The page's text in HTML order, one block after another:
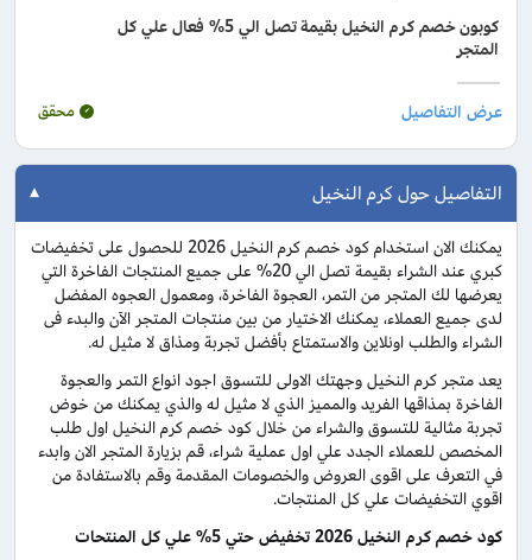
كوبون خصم كرم النخيل بقيمة تصل الي 5% فعال علي كل
المتجر
محقق
التفاصيل حول كرم النخيل
يمكنك الان استخدام كود خصم كرم النخيل 2026 للحصول على تخفيضات
كبري عند الشراء بقيمة تصل الي 20% على جميع المنتجات الفاخرة التي
يعرضها لك المتجر من التمر، العجوة الفاخرة، ومعمول العجوه المفضل
لدى جميع العملاء، يمكنك الاختيار من بين منتجات المتجر الآن والبدء فى
الشراء والطلب اونلاين والاستمتاع بأفضل تجربة ومذاق لا مثيل له.
يعد متجر كرم النخيل وجهتك الاولى للتسوق اجود انواع التمر والعجوة
الفاخرة بمذاقها الفريد والمميز الذي لا مثيل له والذي يمكنك من خوض
تجربة مثالية للتسوق والشراء من خلال كود خصم كرم النخيل اول طلب
المخصص للعملاء الجدد علي اول عملية شراء، قم بزيارة المتجر الان وابدء
في التعرف على اقوى العروض والخصومات المقدمة وقم بالاستفادة من
اقوي التخفيضات علي كل المنتجات.
كود خصم كرم النخيل 2026 تخفيض حتي 5% علي كل المنتحات